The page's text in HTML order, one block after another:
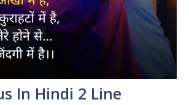
In Hindi 2 Line